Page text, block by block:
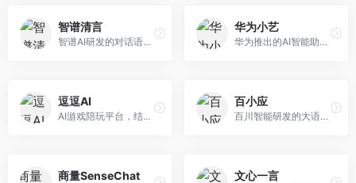
智谱清言
智谱AI研发的对话语言模型，支持中英双语交互。面向中文用户和开发者，提供知识问答、代码编写、文档解读等服务，开源生态完善，学术研究背景深厚。
华为小艺
华为推出的AI智能助手网页端，深度整合鸿蒙生态和华为云服务。面向华为设备用户，支持语音交互、智能问答、设备控制等功能，与华为硬件生态无缝衔接。
逗逗AI
AI游戏陪玩平台，结合游戏理解和自然语言交互技术。面向游戏玩家，提供游戏攻略、陪玩互动、社交聊天等服务，游戏知识丰富，互动体验有趣。
百小应
百川智能研发的大语言模型助手，专注于中文理解和生成。面向中文用户，提供知识问答、文本创作、代码辅助等服务，模型参数规模大，中文表达流畅自然。
商量SenseChat 文心一言